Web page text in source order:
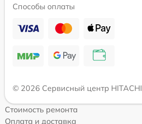
Способы оплаты
© 2026 Сервисный центр HITACHI
Стоимость ремонта
Оплата и доставка